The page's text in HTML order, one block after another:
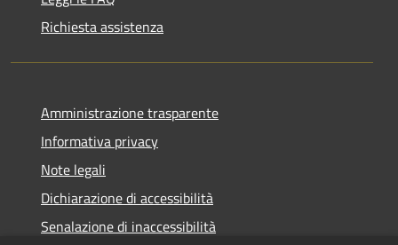
Richiesta assistenza
Amministrazione trasparente
Informativa privacy
Note legali
Dichiarazione di accessibilità
Senalazione di inaccessibilità